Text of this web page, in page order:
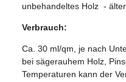
unbehandeltes Holz -
Verbrauch:
Ca. 30 ml/qm, je nach
bei sägerauhem Holz,
Temperaturen kann der